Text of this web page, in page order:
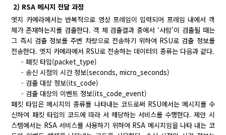
2) RSA 메시지 전달 과정
엣지 카메라에서는 반복적으로 영상 프레임이 입력되어 프레임 내에서 객
체가 존재하는지를 검출한다. 객 체 검출결과 중에서 ‘사람’이 검출될 때는
그 즉시 검출 정보를 주변 차량으로 전송하기 위하여 RSU로 검출 정보를
전송한다. 엣지 카메라에서 RSU로 전송하는 데이터의 종류는 다음과 같다.
- 패킷 타입(packet_type)
- 송신 시점의 시간 정보(seconds, micro_seconds)
- 검출 대상 정보(its_code)
- 검출 대상의 이벤트 정보(its_code_event)
패킷 타입은 메시지의 종류를 나타내는 코드로써 RSU에서는 메시지를 수
신하여 패킷 타입의 코드에 따라 서 해당하는 서비스를 수행한다. 제안 시
스템에서는 RSA 서비스를 사용하기 위하여 RSA 메시지임을 나타 내는 코